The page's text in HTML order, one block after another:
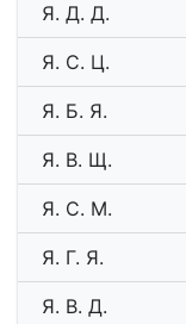
Я. Д. Д.
Я. С. Ц.
Я. Б. Я.
Я. В. Щ.
Я. С. М.
Я. Г. Я.
Я. В. Д.